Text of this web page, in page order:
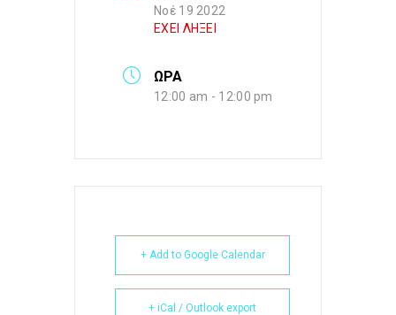
Νοέ 19 2022
ΕΧΕΙ ΛΗΞΕΙ
ΩΡΑ
12:00 am - 12:00 pm
+ Add to Google Calendar
+ iCal / Outlook export